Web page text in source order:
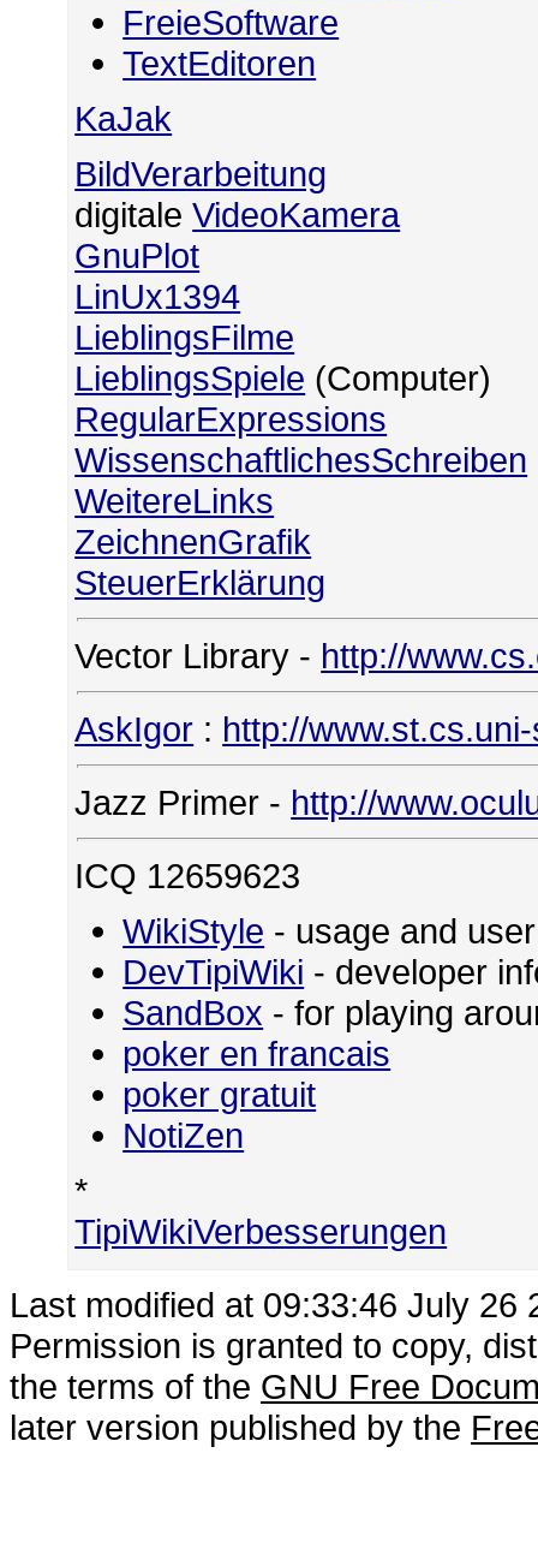
FreieSoftware
TextEditoren
KaJak
BildVerarbeitung
digitaleVideoKamera
GnuPlot
LinUx1394
LieblingsFilme
LieblingsSpiele (Computer)
RegularExpressions
WissenschaftlichesSchreiben
WeitereLinks
ZeichnenGrafik
SteuerErklärung
Vector Library - http://
AskIgor : http://
Jazz Primer - http://
ICQ 12659623
WikiStyle - usage and
DevTipiWiki - developer
SandBox - for playing
poker en francais
poker gratuit
NotiZen
*
TipiWikiVerbesserungen
Last modified at 09:33:46 July 26
Permission is granted to copy,
the terms of the GNU Free
later version published by the